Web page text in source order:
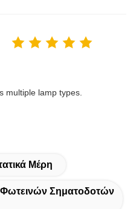
multiple lamp types.
Μέρη
Σηματοδοτών